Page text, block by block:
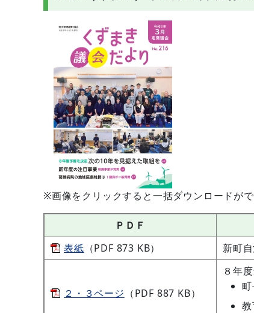
※画像をクリックすると一括ダウンロードが
ＰＤＦ
表紙 （PDF 873 KB） 新町
２・３ページ （PDF 887 KB）
８年